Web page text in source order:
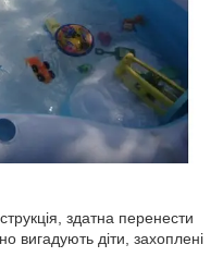
здатна перенести
вигадують діти, захоплені